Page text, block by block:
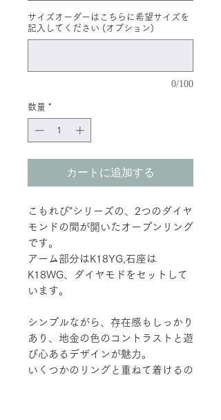
サイズオーダーはこちらに希望サイズを
記入してください (オプション)
0/100
数量 *
カートに追加する
こもれび"シリーズの、2つのダイヤ
モンドの間が開いたオープンリング
です。
アーム部分はK18YG,石座は
K18WG、ダイヤモドをセットして
います。
シンプルながら、存在感もしっかり
あり、地金の色のコントラストと遊
び心あるデザインが魅力。
いくつかのリングと重ねて着けるの